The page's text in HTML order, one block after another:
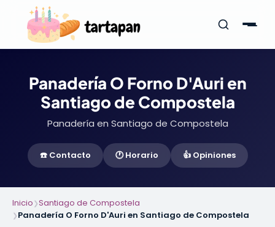
Panadería O Forno D'Auri en
Santiago de Compostela
Panadería en Santiago de Compostela
☎️ Contacto 🕐 Horario 👍 Opiniones
Inicio❯Santiago de Compostela
❯Panadería O Forno D'Auri en Santiago de Compostela